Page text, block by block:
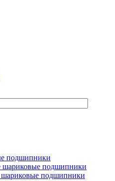
подшипники
шариковые подшипники
шариковые подшипники